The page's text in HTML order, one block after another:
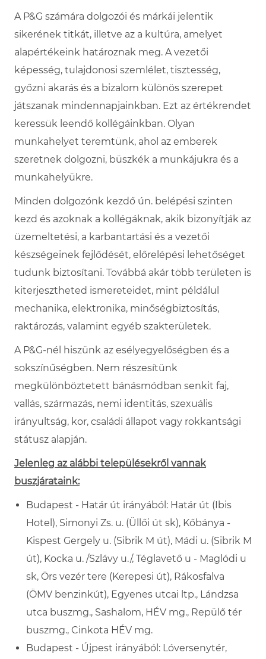
A P&G számára dolgozói és márkái jelentik
sikerének titkát, illetve az a kultúra, amelyet
alapértékeink határoznak meg. A vezetői
képesség, tulajdonosi szemlélet, tisztesség,
győzni akarás és a bizalom különös szerepet
játszanak mindennapjainkban. Ezt az értékrendet
keressük leendő kollégáinkban. Olyan
munkahelyet teremtünk, ahol az emberek
szeretnek dolgozni, büszkék a munkájukra és a
munkahelyükre.
Minden dolgozónk kezdő ún. belépési szinten
kezd és azoknak a kollégáknak, akik bizonyítják az
üzemeltetési, a karbantartási és a vezetői
készségeinek fejlődését, előrelépési lehetőséget
tudunk biztosítani. Továbbá akár több területen is
kiterjesztheted ismereteidet, mint példálul
mechanika, elektronika, minőségbiztosítás,
raktározás, valamint egyéb szakterületek.
A P&G-nél hiszünk az esélyegyelőségben és a
sokszínűségben. Nem részesítünk
megkülönböztetett bánásmódban senkit faj,
vallás, származás, nemi identitás, szexuális
irányultság, kor, családi állapot vagy rokkantsági
státusz alapján.
Jelenleg az alábbi településekről vannak
buszjárataink:
Budapest - Határ út irányából: Határ út (Ibis
Hotel), Simonyi Zs. u. (Üllői út sk), Kőbánya -
Kispest Gergely u. (Sibrik M út), Mádi u. (Sibrik M
út), Kocka u. /Szlávy u./, Téglavető u - Maglódi u
sk, Örs vezér tere (Kerepesi út), Rákosfalva
(ÖMV benzinkút), Egyenes utcai ltp., Lándzsa
utca buszmg., Sashalom, HÉV mg., Repülő tér
buszmg., Cinkota HÉV mg.
Budapest - Újpest irányából: Lóversenytér,